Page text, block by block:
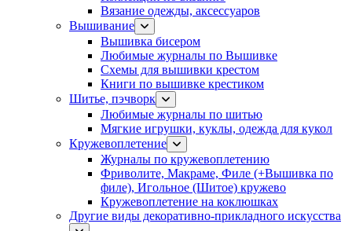
Вязание одежды, аксессуаров
Вышивание
Вышивка бисером
Любимые журналы по Вышивке
Схемы для вышивки крестом
Книги по вышивке крестиком
Шитье, пэчворк
Любимые журналы по шитью
Мягкие игрушки, куклы, одежда для кукол
Кружевоплетение
Журналы по кружевоплетению
Фриволите, Макраме, Филе (+Вышивка по
филе), Игольное (Шитое) кружево
Кружевоплетение на коклюшках
Другие виды декоративно-прикладного искусства